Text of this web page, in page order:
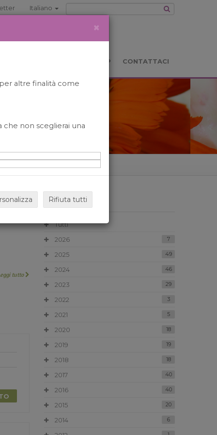
Italiano
BOOKSHOP CONTATTACI
tutto
ARCHIVIO
Tutti
2026
7
2025 49
2024 46
2023 29
2022 3
2021 5
2020 18
2019 19
2018 18
2017 40
2016 40
2015 20
2014 6
×
altre finalità come
che non sceglierai una
Rifiuta tutti